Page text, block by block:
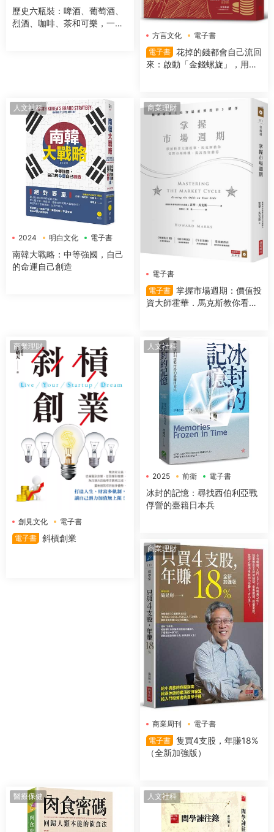
歷史六瓶裝：啤酒、葡萄酒、
烈酒、咖啡、茶和可樂，一字
方言文化
電子書
電子書 花掉的錢都會自己流回
來：啟動「金錢螺旋」，用錢
人文社科
2024 明白文化 電子書
南韓大戰略：中等強國，自己
的命運自己創造
商業理財
電子書
電子書 掌握市場週期：價值投
資大師霍華．馬克斯教你看對
商業理財
創見文化
電子書
電子書 斜槓創業
人文社科
2025 前衛 電子書
冰封的記憶：尋找西伯利亞戰
俘營的臺籍日本兵
商業理財
商業周刊
電子書
電子書 隻買4支股，年賺18%
（全新加強版）
醫療保健 人文社科